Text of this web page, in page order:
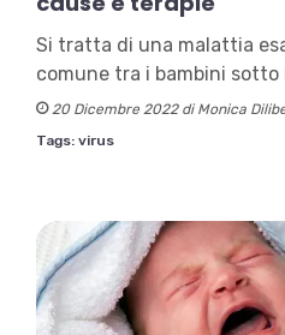
Si tratta di una malattia
comune tra i bambini sotto
20 Dicembre 2022 di Monica
Tags: virus